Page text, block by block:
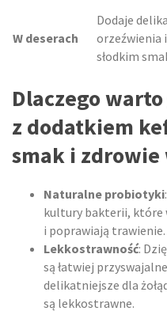
W deserach
Dodaje
orzeźwienia
słodkim
Dlaczego
z dodatkiem
smak i
Naturalne probiotyki:
kultury bakterii, które
i poprawiają trawienie.
Lekkostrawność:
są łatwiej
delikatniejsze dla
są lekkostrawne.